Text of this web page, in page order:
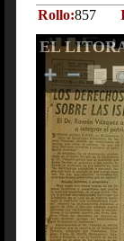
Rollo:857
EL